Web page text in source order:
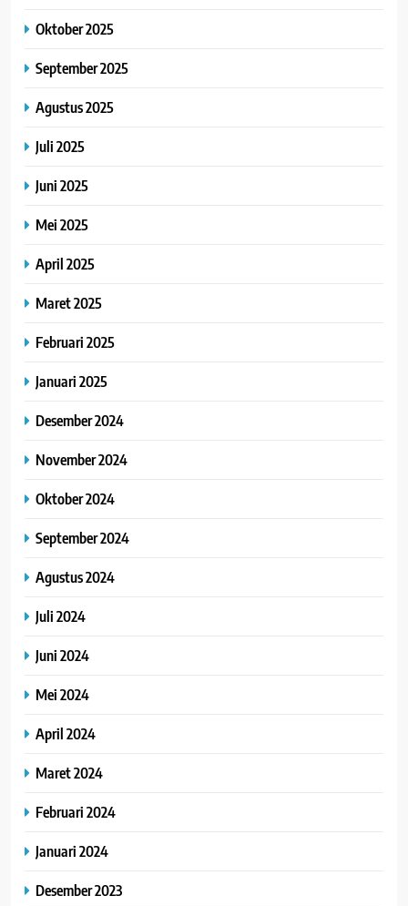
Oktober 2025
September 2025
Agustus 2025
Juli 2025
Juni 2025
Mei 2025
April 2025
Maret 2025
Februari 2025
Januari 2025
Desember 2024
November 2024
Oktober 2024
September 2024
Agustus 2024
Juli 2024
Juni 2024
Mei 2024
April 2024
Maret 2024
Februari 2024
Januari 2024
Desember 2023